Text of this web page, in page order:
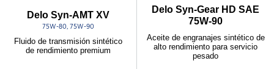
Delo Syn-AMT XV
75W-80, 75W-90
Fluido de transmisión sintético
de rendimiento premium
Delo Syn-Gear HD SAE
75W-90
Aceite de engranajes sintético de
alto rendimiento para servicio
pesado